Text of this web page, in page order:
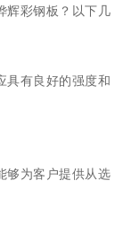
辉彩钢板？以下几
具有良好的强度和
够为客户提供从选